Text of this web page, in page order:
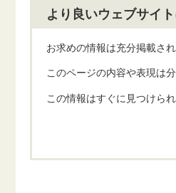
より良いウェブサイ
お求めの情報は充分掲載さ
このページの内容や表現は
この情報はすぐに見つけら